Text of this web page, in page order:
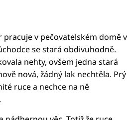
pracuje v pečovatelském domě v
se stará obdivuhodně.
nehty, ovšem jedna stará
nová, žádný lak nechtěla. Prý
ruce a nechce na ně